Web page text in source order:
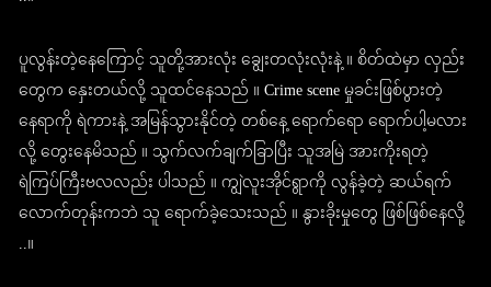
ပူလွန်းတဲ့နေကြောင့် သူတို့အားလုံး ချွေးတလုံးလုံးနဲ့ ။ စိတ်ထဲမှာ လှည်း
တွေက နှေးတယ်လို့ သူထင်နေသည် ။ Crime scene မှုခင်းဖြစ်ပွားတဲ့
နေရာကို ရဲကားနဲ့ အမြန်သွားနိုင်တဲ့ တစ်နေ့ ရောက်ရော ရောက်ပါ့မလား
လို့ တွေးနေမိသည် ။ သွက်လက်ချက်ခြာပြီး သူအမြဲ အားကိုးရတဲ့
ရဲကြပ်ကြီးဗလလည်း ပါသည် ။ ကျွဲလူးအိုင်ရွာကို လွန်ခဲ့တဲ့ ဆယ်ရက်
လောက်တုန်းကဘဲ သူ ရောက်ခဲ့သေးသည် ။ နွားခိုးမှုတွေ ဖြစ်ဖြစ်နေလို့
..။